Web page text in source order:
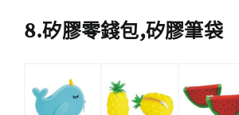
8.矽膠零錢包,矽膠筆袋